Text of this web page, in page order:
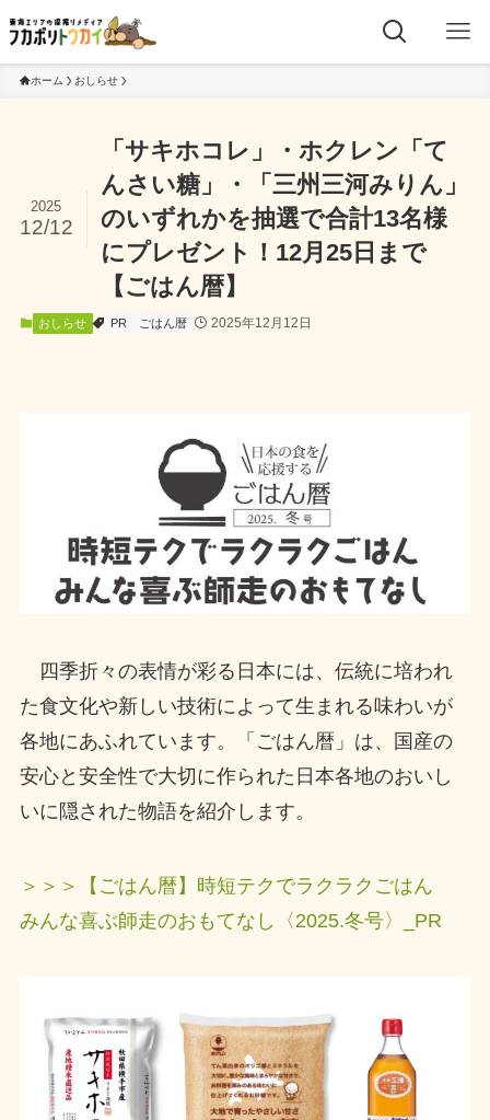
ホーム おしらせ
「サキホコレ」・ホクレン「て
んさい糖」・「三州三河みりん」
のいずれかを抽選で合計13名様
にプレゼント！12月25日まで
【ごはん暦】
2025
12/12
おしらせ PR ごはん暦 2025年12月12日
四季折々の表情が彩る日本には、伝統に培われ
た食文化や新しい技術によって生まれる味わいが
各地にあふれています。「ごはん暦」は、国産の
安心と安全性で大切に作られた日本各地のおいし
いに隠された物語を紹介します。
＞＞＞【ごはん暦】時短テクでラクラクごはん
みんな喜ぶ師走のおもてなし〈2025.冬号〉_PR